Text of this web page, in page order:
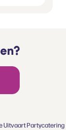
UitvaartPartycatering